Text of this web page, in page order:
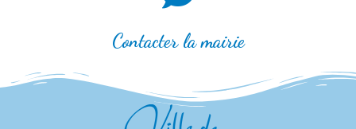
Contacter la mairie